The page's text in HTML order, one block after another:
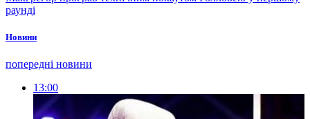
раунді
Новини
попередні новини
13:00